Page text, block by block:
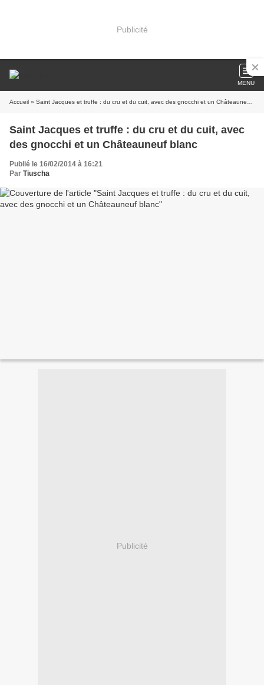
Publicité
MENU
Accueil » Saint Jacques et truffe : du cru et du cuit, avec des gnocchi et un Châteauneuf blanc
Saint Jacques et truffe : du cru et du cuit, avec
des gnocchi et un Châteauneuf blanc
Publié le 16/02/2014 à 16:21
Par Tiuscha
Publicité